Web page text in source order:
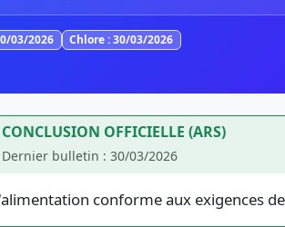
03/2026 Chlore : 30/03/2026
CONCLUSION OFFICIELLE (ARS)
Dernier bulletin : 30/03/2026
conforme aux exigences